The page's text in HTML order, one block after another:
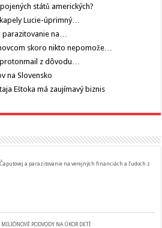
států amerických?
Lucie-úprimný…
na…
skoro nikto nepomože…
z dôvodu…
na Slovensko
Eštoka má zaujímavý biznis
a parazitovanie na verejných financiách a ľudoch z
MILIÓNOVÉ PODVODY NA ÚKOR DETÍ